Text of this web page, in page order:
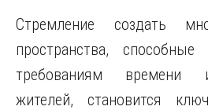
Стремление создать
пространства,
требованиям времени
жителей, становится